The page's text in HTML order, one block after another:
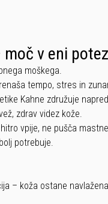
v eni
moškega.
tempo, stres in
Kahne združuje
zdrav videz kože.
vpije, ne pušča
potrebuje.
– koža ostane